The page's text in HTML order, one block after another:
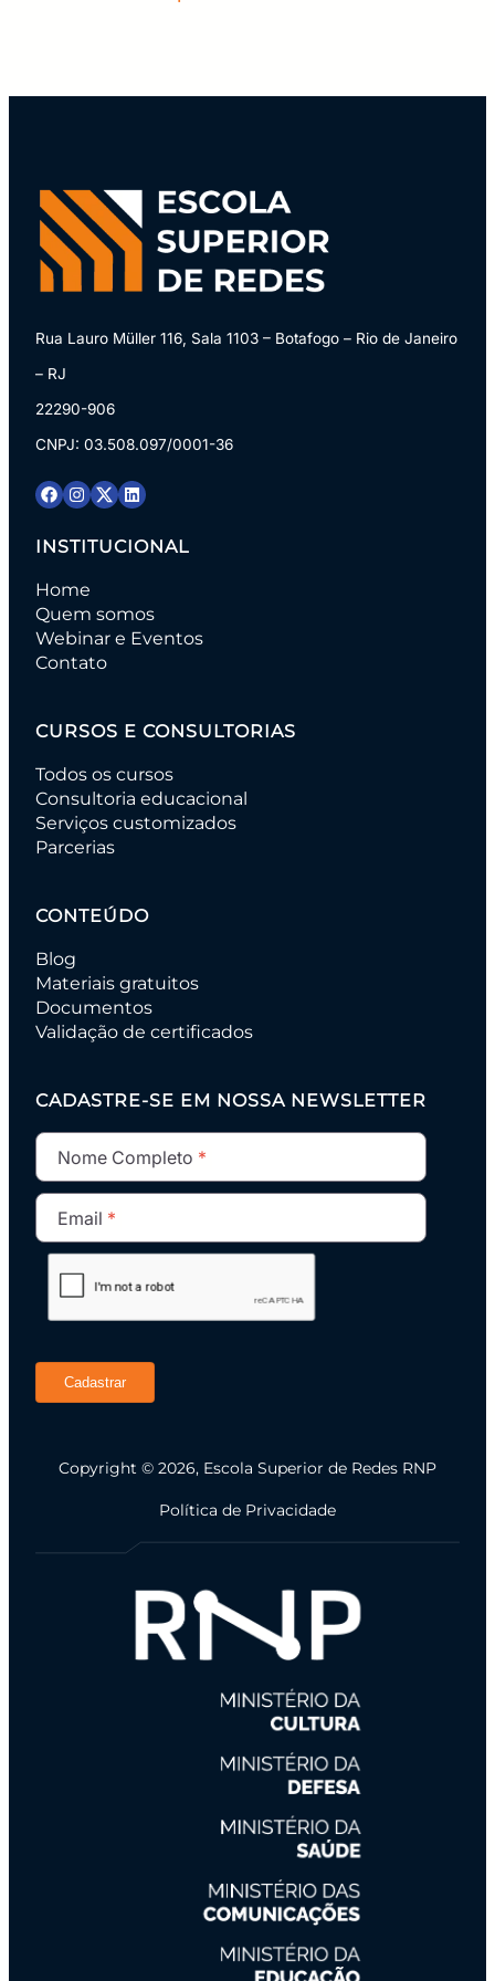
Auditoria de operações e serviços de TI;
nas boas práticas do PMBOK e em outros
guias de referência.
Definição de Projeto.
As áreas de conhecimento do Gerenciamento
Processos de Gerenciamento de Projetos.
Projetos.
Rua Lauro Müller 116, Sala 1103 – Botafogo – Rio de Janeiro
– RJ
22290-906
CNPJ: 03.508.097/0001-36
INSTITUCIONAL
Home
Quem somos
Webinar e Eventos
Contato
CURSOS E CONSULTORIAS
Todos os cursos
Consultoria educacional
Serviços customizados
Parcerias
CONTEÚDO
Blog
Materiais gratuitos
Documentos
Validação de certificados
CADASTRE-SE EM NOSSA NEWSLETTER
Nome Completo
Email
Cadastrar
Copyright © 2026, Escola Superior de Redes RNP
Política de Privacidade